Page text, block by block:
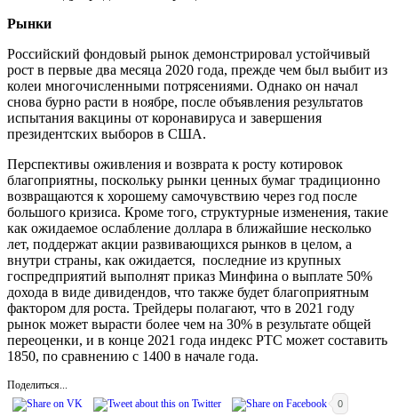
Рынки
Российский фондовый рынок демонстрировал устойчивый
рост в первые два месяца 2020 года, прежде чем был выбит из
колеи многочисленными потрясениями. Однако он начал
снова бурно расти в ноябре, после объявления результатов
испытания вакцины от коронавируса и завершения
президентских выборов в США.
Перспективы оживления и возврата к росту котировок
благоприятны, поскольку рынки ценных бумаг традиционно
возвращаются к хорошему самочувствию через год после
большого кризиса. Кроме того, структурные изменения, такие
как ожидаемое ослабление доллара в ближайшие несколько
лет, поддержат акции развивающихся рынков в целом, а
внутри страны, как ожидается, последние из крупных
госпредприятий выполнят приказ Минфина о выплате 50%
дохода в виде дивидендов, что также будет благоприятным
фактором для роста. Трейдеры полагают, что в 2021 году
рынок может вырасти более чем на 30% в результате общей
переоценки, и в конце 2021 года индекс РТС может составить
1850, по сравнению с 1400 в начале года.
Поделиться...
0